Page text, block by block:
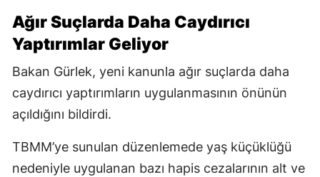
Ağır Suçlarda Daha Caydırıcı
Yaptırımlar Geliyor
Bakan Gürlek, yeni kanunla ağır suçlarda daha
caydırıcı yaptırımların uygulanmasının önünün
açıldığını bildirdi.
TBMM’ye sunulan düzenlemede yaş küçüklüğü
nedeniyle uygulanan bazı hapis cezalarının alt ve